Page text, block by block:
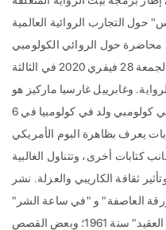
التجارب الروائية العالمية
محاضرة حول الروائي الكولومبي
"غابرييل غارسيا ماركيز"، وذلك يوم الجمعة 28 فيفري 2020 في الثالثة
وغابرييل غارسيا ماركيز هو
روائي وصحفي وناشر وناشط سياسي كولومبي ولد في كولومبيا في 6
بات يعرف بظاهرة البوم الأمريكي
كتابات أخرى، وتتناول الغالبية
ثقافة الكاريبي والعزلة. نشر
هما " ورقة العاصفة" و "في ساعة الشر"
ورواية قصيرة بعنوان "لا أحد يكتب إلى العقيد" سنة 1961؛ وبعض القصص